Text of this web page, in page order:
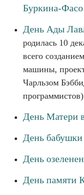
Буркина-Фасо
День Ады
родилась 10
всего
машины,
Чарльзом
программистов)
День Матери
День
День
День памяти